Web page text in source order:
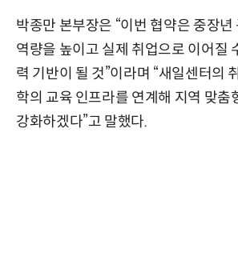
박종만 본부장은 “이번 협약은 중장
역량을 높이고 실제 취업으로 이어질
력 기반이 될 것”이라며 “새일센터의
학의 교육 인프라를 연계해 지역 맞춤
강화하겠다”고 말했다.